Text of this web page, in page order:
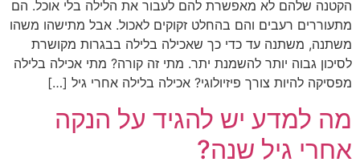
הקטנה שלהם לא מאפשרת להם לעבור את הלילה בלי אוכל. הם
מתעוררים רעבים והם בהחלט זקוקים לאכול. אבל מתישהו משהו
משתנה, משתנה עד כדי כך שאכילה בלילה בבגרות מקושרת
לסיכון גבוה יותר להשמנת יתר. מתי זה קורה? מתי אכילה בלילה
מפסיקה להיות צורך פיזיולוגי? אכילה בלילה אחרי גיל […]
מה למדע יש להגיד על הנקה
אחרי גיל שנה?